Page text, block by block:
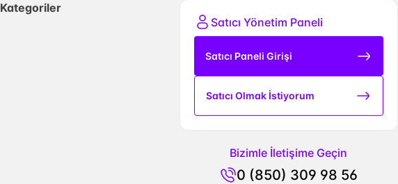
Kategoriler
Satıcı Yönetim Paneli
Satıcı Paneli Girişi
Satıcı Olmak İstiyorum
Bizimle İletişime Geçin
0 (850) 309 98 56